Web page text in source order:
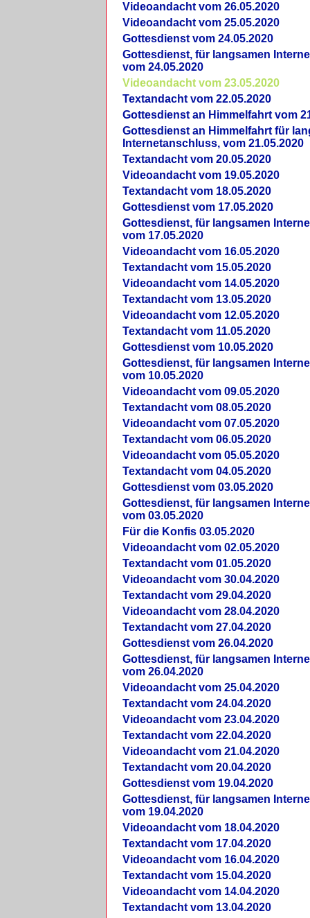
Videoandacht vom 26.05.2020
Videoandacht vom 25.05.2020
Gottesdienst vom 24.05.2020
Gottesdienst, für langsamen
vom 24.05.2020
Videoandacht vom 23.05.2020
Textandacht vom 22.05.2020
Gottesdienst an Himmelfahrt vom
Gottesdienst an Himmelfahrt für
Internetanschluss, vom 21.05.2020
Textandacht vom 20.05.2020
Videoandacht vom 19.05.2020
Textandacht vom 18.05.2020
Gottesdienst vom 17.05.2020
Gottesdienst, für langsamen
vom 17.05.2020
Videoandacht vom 16.05.2020
Textandacht vom 15.05.2020
Videoandacht vom 14.05.2020
Textandacht vom 13.05.2020
Videoandacht vom 12.05.2020
Textandacht vom 11.05.2020
Gottesdienst vom 10.05.2020
Gottesdienst, für langsamen
vom 10.05.2020
Videoandacht vom 09.05.2020
Textandacht vom 08.05.2020
Videoandacht vom 07.05.2020
Textandacht vom 06.05.2020
Videoandacht vom 05.05.2020
Textandacht vom 04.05.2020
Gottesdienst vom 03.05.2020
Gottesdienst, für langsamen
vom 03.05.2020
Für die Konfis 03.05.2020
Videoandacht vom 02.05.2020
Textandacht vom 01.05.2020
Videoandacht vom 30.04.2020
Textandacht vom 29.04.2020
Videoandacht vom 28.04.2020
Textandacht vom 27.04.2020
Gottesdienst vom 26.04.2020
Gottesdienst, für langsamen
vom 26.04.2020
Videoandacht vom 25.04.2020
Textandacht vom 24.04.2020
Videoandacht vom 23.04.2020
Textandacht vom 22.04.2020
Videoandacht vom 21.04.2020
Textandacht vom 20.04.2020
Gottesdienst vom 19.04.2020
Gottesdienst, für langsamen
vom 19.04.2020
Videoandacht vom 18.04.2020
Textandacht vom 17.04.2020
Videoandacht vom 16.04.2020
Textandacht vom 15.04.2020
Videoandacht vom 14.04.2020
Textandacht vom 13.04.2020